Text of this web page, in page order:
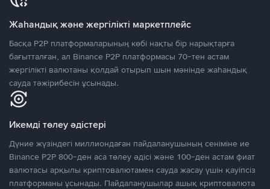
Жаһандық және жергілікті маркетплейс
Басқа P2P платформаларының көбі нақты бір нарықтарға
бағытталған, ал Binance P2P платформасы 70-тен астам
жергілікті валютаны қолдай отырып шын мәнінде жаһандық
сауда тәжірибесін ұсынады.
Икемді төлеу әдістері
Дүние жүзіндегі миллиондаған пайдаланушының сеніміне ие
Binance P2P 800-ден аса төлеу әдісі және 100-ден астам фиат
валютасы арқылы криптовалютамен сауда жасау үшін қауіпсіз
платформаны ұсынады. Пайдаланушылар ашық криптовалюта